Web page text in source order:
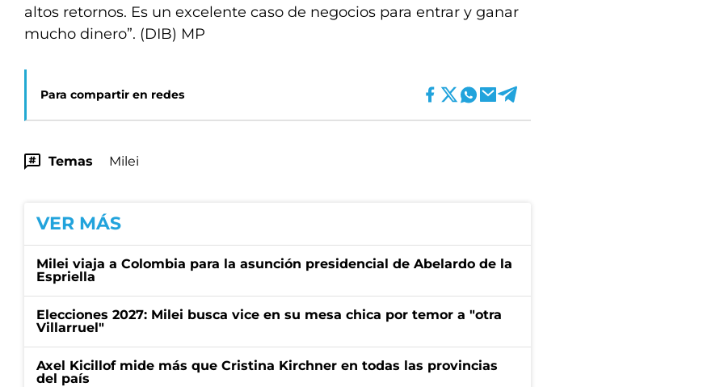
altos retornos. Es un excelente caso de negocios para entrar y ganar
mucho dinero”. (DIB) MP
Para compartir en redes
Temas Milei
VER MÁS
Milei viaja a Colombia para la asunción presidencial de Abelardo de la
Espriella
Elecciones 2027: Milei busca vice en su mesa chica por temor a "otra
Villarruel"
Axel Kicillof mide más que Cristina Kirchner en todas las provincias
del país